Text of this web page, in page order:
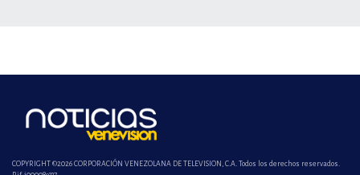
COPYRIGHT ©2026 CORPORACIÓN VENEZOLANA DE TELEVISION, C.A. Todos los derechos reservados.